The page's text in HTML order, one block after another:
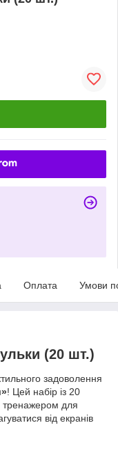
Оплата Умови
(20 шт.)
задоволення
! Цей набір із 20
тренажером для
від екранів